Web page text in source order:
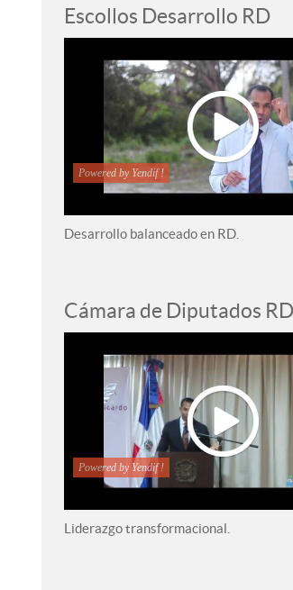
Escollos Desarrollo RD
Powered by Yendif !
Desarrollo balanceado en RD.
Cámara de Diputados RD
Powered by Yendif !
Liderazgo transformacional.